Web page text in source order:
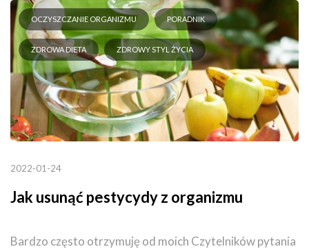
OCZYSZCZANIE ORGANIZMU PORADNIK
ZDROWA DIETA ZDROWY STYL ŻYCIA
2022-01-24
Jak usunąć pestycydy z organizmu
Bardzo często otrzymuję od moich Czytelników pytania